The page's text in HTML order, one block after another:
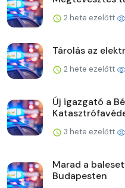
2 hete ezelőtt
Tárolás az
2 hete ezelőtt
Új igazgató a
3 hete ezelőtt
Marad a
Budapesten